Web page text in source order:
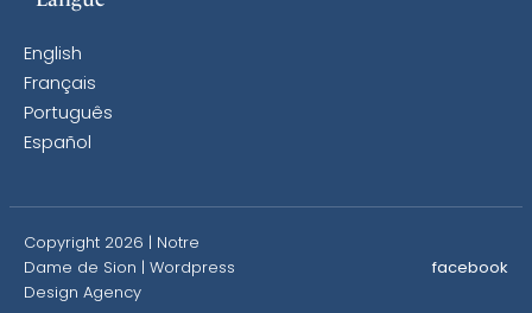
English
Français
Português
Español
Copyright 2026 | Notre
Dame de Sion | Wordpress
Design Agency
facebook